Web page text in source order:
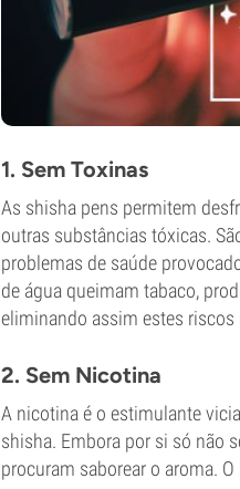
1. Sem Toxinas
As shisha pens permitem
outras substâncias tóxicas.
problemas de saúde
de água queimam tabaco,
eliminando assim estes riscos
2. Sem Nicotina
A nicotina é o estimulante
shisha. Embora por si só não
procuram saborear o aroma.